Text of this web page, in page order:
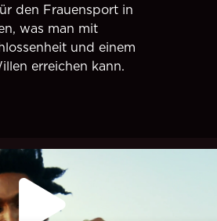
den Frauensport in
was man mit
und einem
erreichen kann.